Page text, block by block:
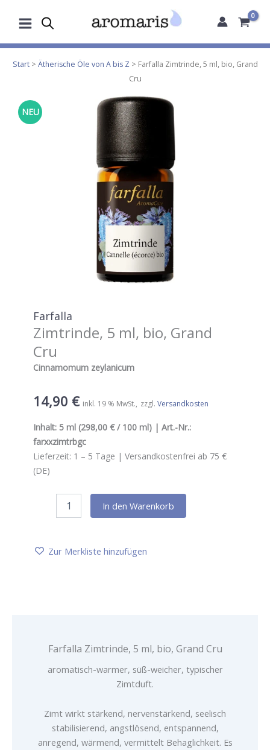
Inhalt
Start> Ätherische Öle von A bis Z > Farfalla Zimtrinde, 5 ml, bio, Grand
Cru
NEU
Farfalla
Zimtrinde, 5 ml, bio, Grand
Cru
Cinnamomum zeylanicum
14,90 € inkl. 19 % MwSt. zzgl. Versandkosten
Inhalt: 5 ml (298,00 € / 100 ml) | Art.-Nr.:
farxxzimtrbgc
Lieferzeit: 1 – 5 Tage | Versandkostenfrei ab 75 €
(DE)
Zimtrinde,
bio,
In den Warenkorb
Zur Merkliste hinzufügen
Farfalla Zimtrinde, 5 ml, bio, Grand Cru
aromatisch-warmer, süß-weicher, typischer
Zimtduft.
Zimt wirkt stärkend, nervenstärkend, seelisch
stabilisierend, angstlösend, entspannend,
anregend, wärmend, vermittelt Behaglichkeit. Es